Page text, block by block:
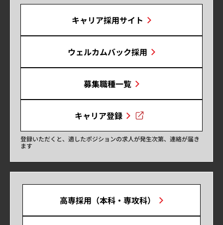
キャリア採用サイト
ウェルカムバック採用
募集職種一覧
キャリア登録
登録いただくと、適したポジションの求人が発生次第、連絡が届き
ます
高専採用（本科・専攻科）